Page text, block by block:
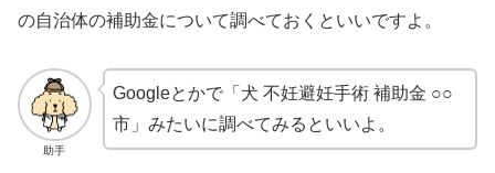
の自治体の補助金について調べておくといいですよ。
助手
Googleとかで「犬 不妊避妊手術 補助金 ○○
市」みたいに調べてみるといいよ。